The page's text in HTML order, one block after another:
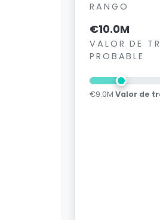
RANGO
€10.0M
VALOR DE
PROBABLE
€9.0M Valor de